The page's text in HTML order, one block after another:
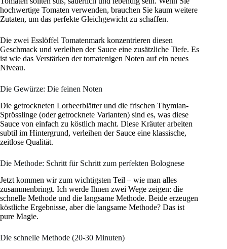
hochwertige Tomaten verwenden, brauchen Sie kaum weitere
Zutaten, um das perfekte Gleichgewicht zu schaffen.
Die zwei Esslöffel Tomatenmark konzentrieren diesen
Geschmack und verleihen der Sauce eine zusätzliche Tiefe. Es
ist wie das Verstärken der tomatenigen Noten auf ein neues
Niveau.
Die Gewürze: Die feinen Noten
Die getrockneten Lorbeerblätter und die frischen Thymian-
Sprösslinge (oder getrocknete Varianten) sind es, was diese
Sauce von einfach zu köstlich macht. Diese Kräuter arbeiten
subtil im Hintergrund, verleihen der Sauce eine klassische,
zeitlose Qualität.
Die Methode: Schritt für Schritt zum perfekten Bolognese
Jetzt kommen wir zum wichtigsten Teil – wie man alles
zusammenbringt. Ich werde Ihnen zwei Wege zeigen: die
schnelle Methode und die langsame Methode. Beide erzeugen
köstliche Ergebnisse, aber die langsame Methode? Das ist
pure Magie.
Die schnelle Methode (20-30 Minuten)